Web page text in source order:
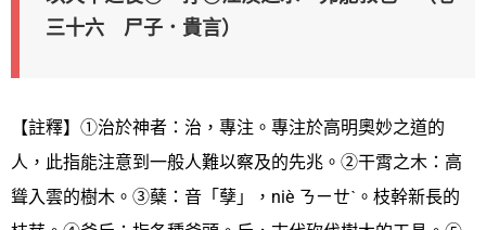
三十六 尸子．貴言）
【註釋】①治於神者：治，專注。專注於高明奧妙之道的
人，此指能注意到一般人難以察及的先兆。②干霄之木：高
聳入雲的樹木。③蘖：音「孽」，niè ㄋㄧㄝˋ。枝幹新長的